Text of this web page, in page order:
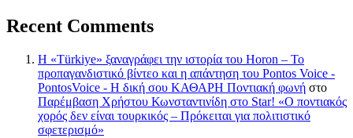
Recent Comments
Η «Türkiye» ξαναγράφει την ιστορία του Horon – Το
προπαγανδιστικό βίντεο και η απάντηση του Pontos Voice -
PontosVoice - H δική σου ΚΑΘΑΡΗ Ποντιακή φωνή στο
Παρέμβαση Χρήστου Κωνσταντινίδη στο Star! «Ο ποντιακός
χορός δεν είναι τουρκικός – Πρόκειται για πολιτιστικό
σφετερισμό»